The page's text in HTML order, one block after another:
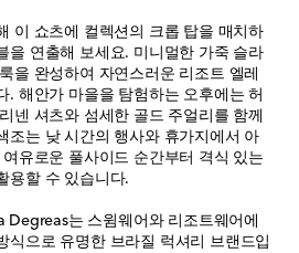
이 쇼츠에 컬렉션의 크롭 탑을 매치하
을 연출해 보세요. 미니멀한 가죽 슬라
을 완성하여 자연스러운 리조트 엘레
. 해안가 마을을 탐험하는 오후에는 허
넨 셔츠와 섬세한 골드 주얼리를 함께
조는 낮 시간의 행사와 휴가지에서 아
유로운 풀사이드 순간부터 격식 있는
용할 수 있습니다.
는 스윔웨어와 리조트웨어에
식으로 유명한 브라질 럭셔리 브랜드입